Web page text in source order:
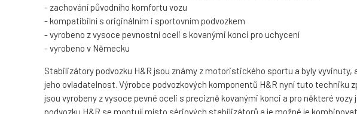
- zachování původního komfortu vozu
- kompatibilní s originálním i sportovním podvozkem
- vyrobeno z vysoce pevnostní oceli s kovanými konci pro uchycení
- vyrobeno v Německu
Stabilizátory podvozku H&R jsou známy z motoristického sportu a byly vyvinuty,
jeho ovladatelnost. Výrobce podvozkových komponentů H&R nyní tuto techniku
jsou vyrobeny z vysoce pevné oceli s precizně kovanými konci a pro některé
podvozku H&R se montují místo sériových stabilizátorů a je možné je